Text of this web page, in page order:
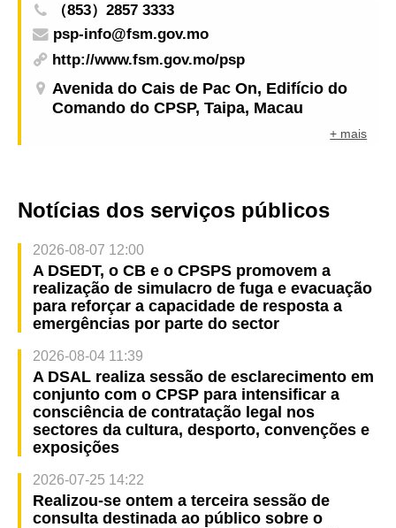
（853）2857 3333
psp-info@fsm.gov.mo
http://www.fsm.gov.mo/psp
Avenida do Cais de Pac On, Edifício do
Comando do CPSP, Taipa, Macau
+ mais
Notícias dos serviços públicos
2026-08-07 12:00
A DSEDT, o CB e o CPSPS promovem a
realização de simulacro de fuga e evacuação
para reforçar a capacidade de resposta a
emergências por parte do sector
2026-08-04 11:39
A DSAL realiza sessão de esclarecimento em
conjunto com o CPSP para intensificar a
consciência de contratação legal nos
sectores da cultura, desporto, convenções e
exposições
2026-07-25 14:22
Realizou-se ontem a terceira sessão de
consulta destinada ao público sobre o